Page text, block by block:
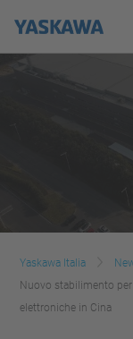
Yaskawa Italia
Nuovo stabilimento
elettroniche in Cina